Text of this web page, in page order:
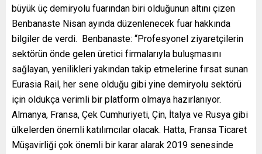
büyük üç demiryolu fuarından biri olduğunun altını çizen
Benbanaste Nisan ayında düzenlenecek fuar hakkında
bilgiler de verdi. Benbanaste: “Profesyonel ziyaretçilerin
sektörün önde gelen üretici firmalarıyla buluşmasını
sağlayan, yenilikleri yakından takip etmelerine fırsat sunan
Eurasia Rail, her sene olduğu gibi yine demiryolu sektörü
için oldukça verimli bir platform olmaya hazırlanıyor.
Almanya, Fransa, Çek Cumhuriyeti, Çin, İtalya ve Rusya gibi
ülkelerden önemli katılımcılar olacak. Hatta, Fransa Ticaret
Müşavirliği çok önemli bir karar alarak 2019 senesinde